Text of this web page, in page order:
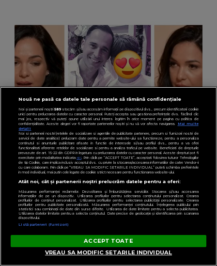
VEDETE
Deea Cataramă, despre dorința fiului ei în
momentul în care artista a divorțat de Dinu
Maxer. Ce s-a schimbat în prezent în relația
lor: “M-a împlinit și m-a bucurat fantastic.”
Nouă ne pasă ca datele tale personale să rămână confidențiale
Noi și partenerii noștri589stocăm și/sau accesăm informații pe dispozitivul dvs., precum identificatorii cookie
unici pentru prelucrarea datelor cu caracter personal. Puteți accepta sau gestiona preferințele dvs. făcând clic
mai jos, respectiv vă puteți opune utilizării unui interes legitim în orice moment pe pagina cu politica de
confidențialitate. Aceste alegeri vor fi raportate partenerilor noștri și nu vă vor afecta navigarea.
Mai multe
detalii
Noi si partenerii nostri (retelele de socializare si agentiile de publicitate partenere, precum si furnizorii nostri de
servicii de date analitice) prelucram date pentru a permite website-ului sa functioneze, pentru a personaliza
continutul si anunturile publicitare afisate in functie de interesele si/sau profilul dvs., pentru a va oferi
functionalitati aferente retelelor de socializare si pentru a analiza traficul pe website. Beneficiati de drepturile
prevazute de art. 15-22 din GDPR in legatura cu prelucrarea datelor cu caracter personal. Aceste drepturi pot fi
exercitate prin modalitatea indicataaici. Prin click pe “ACCEPT TOATE”, acceptati folosirea tuturor Tehnologiilor
de tip Cookie, care implica inclusiv acceptul dvs. cu privire la stocarea/accesarea informatiilor de catre Vendor-ii
cu care colaboram. Prin click pe “VREAU SA MODIFIC SETARILE INDIVIDUAL” puteti schimba preferintele
in mod individual, mai putin cele legate de cookie strict necesare pentru functionarea website-ului.
Atât noi, cât și partenerii noștri prelucrăm datele pentru a oferi:
Măsurarea performanței reclamelor. Dezvoltarea și îmbunătățirea serviciilor. Stocarea și/sau accesarea
informațiilor de pe un dispozitiv. Utilizarea profilurilor pentru selectarea conținutului personalizat. Crearea
profilurilor de conținut personalizat. Utilizarea profilurilor pentru selectarea publicității personalizate. Crearea
profilurilor pentru publicitate personalizată. Măsurarea performanței conținutului. Înțelegerea publicului prin
statistici sau combinații de date din surse diferite. Utilizarea de date limitate pentru a selecta publicitatea.
Utilizarea datelor limitate pentru a selecta conținutul. Date precise de geolocație și identificarea prin scanarea
dispozitivului.
Listă parteneri (furnizori)
ACCEPT TOATE
VREAU SA MODIFIC SETARILE INDIVIDUAL